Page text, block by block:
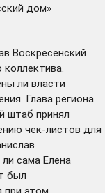
дом»
Воскресенский
ли власти
Глава региона
штаб принял
чек-листов для
сама Елена
был